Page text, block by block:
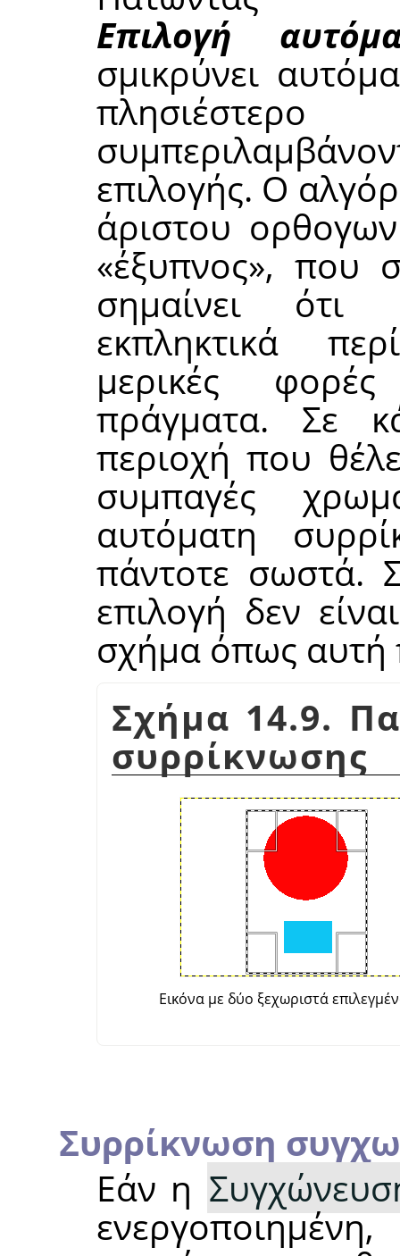
Επιλογή
σμικρύνει
επιλογής. Ο
άριστου
«έξυπνος», που
σημαίνει ότι
εκπληκτικά
μερικές
πράγματα. Σε
περιοχή που
συμπαγές
αυτόματη
πάντοτε σωστά.
επιλογή δεν
σχήμα όπως αυτή
Σχήμα 14.9.
συρρίκνωσης
Εικόνα με δύο ξεχωριστά
Συρρίκνωση
Εάν η